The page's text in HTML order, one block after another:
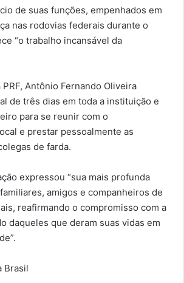
de suas funções, empenhados em
nas rodovias federais durante o
“o trabalho incansável da
Antônio Fernando Oliveira
de três dias em toda a instituição e
para se reunir com o
e prestar pessoalmente as
de farda.
expressou “sua mais profunda
amigos e companheiros de
reafirmando o compromisso com a
daqueles que deram suas vidas em
Brasil